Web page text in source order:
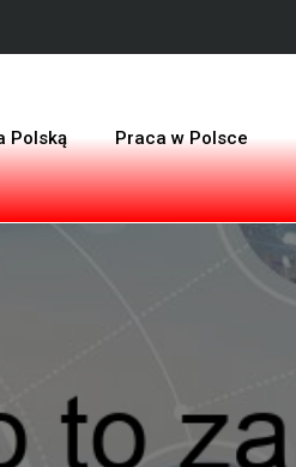
Polską Praca w Polsce